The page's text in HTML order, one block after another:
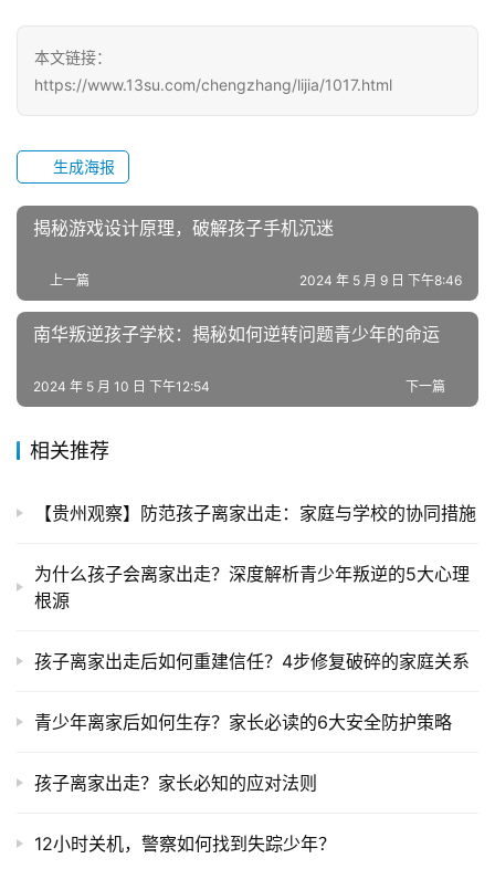
长
中
心
全
国
青
叛
逆
题
本文链接：
https://www.13su.com/chengzhang/lijia/1017.html
生成海报
揭秘游戏设计原理，破解孩子手机沉迷
上一篇 2024 年 5 月 9 日 下午8:46
南华叛逆孩子学校：揭秘如何逆转问题青少年的命运
下一篇
2024 年 5 月 10 日 下午12:54
相关推荐
【贵州观察】防范孩子离家出走：家庭与学校的协同措施
为什么孩子会离家出走？深度解析青少年叛逆的5大心理
根源
孩子离家出走后如何重建信任？4步修复破碎的家庭关系
青少年离家后如何生存？家长必读的6大安全防护策略
孩子离家出走？家长必知的应对法则
12小时关机，警察如何找到失踪少年？